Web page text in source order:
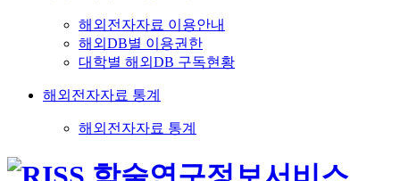
해외전자자료 이용안내
해외DB별 이용권한
대학별 해외DB 구독현황
해외전자자료 통계
해외전자자료 통계